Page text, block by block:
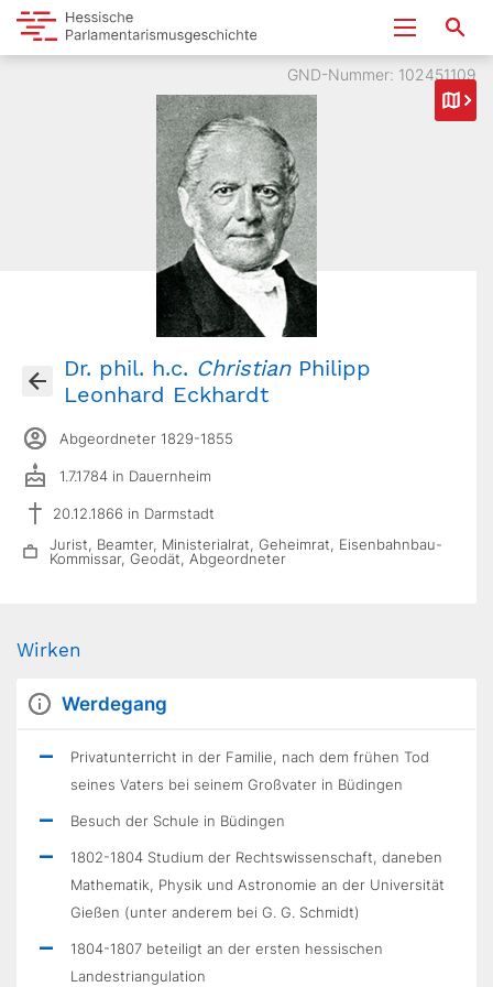
GND-Nummer: 102451109
Dr. phil. h.c. ChristianPhilipp
Leonhard Eckhardt
Abgeordneter 1829-1855
1.7.1784 in Dauernheim
20.12.1866 in Darmstadt
Jurist, Beamter, Ministerialrat, Geheimrat, Eisenbahnbau-
Kommissar, Geodät, Abgeordneter
Wirken
Werdegang
Privatunterricht in der Familie, nach dem frühen Tod
seines Vaters bei seinem Großvater in Büdingen
Besuch der Schule in Büdingen
1802-1804 Studium der Rechtswissenschaft, daneben
Mathematik, Physik und Astronomie an der Universität
Gießen (unter anderem bei G. G. Schmidt)
1804-1807 beteiligt an der ersten hessischen
Landestriangulation